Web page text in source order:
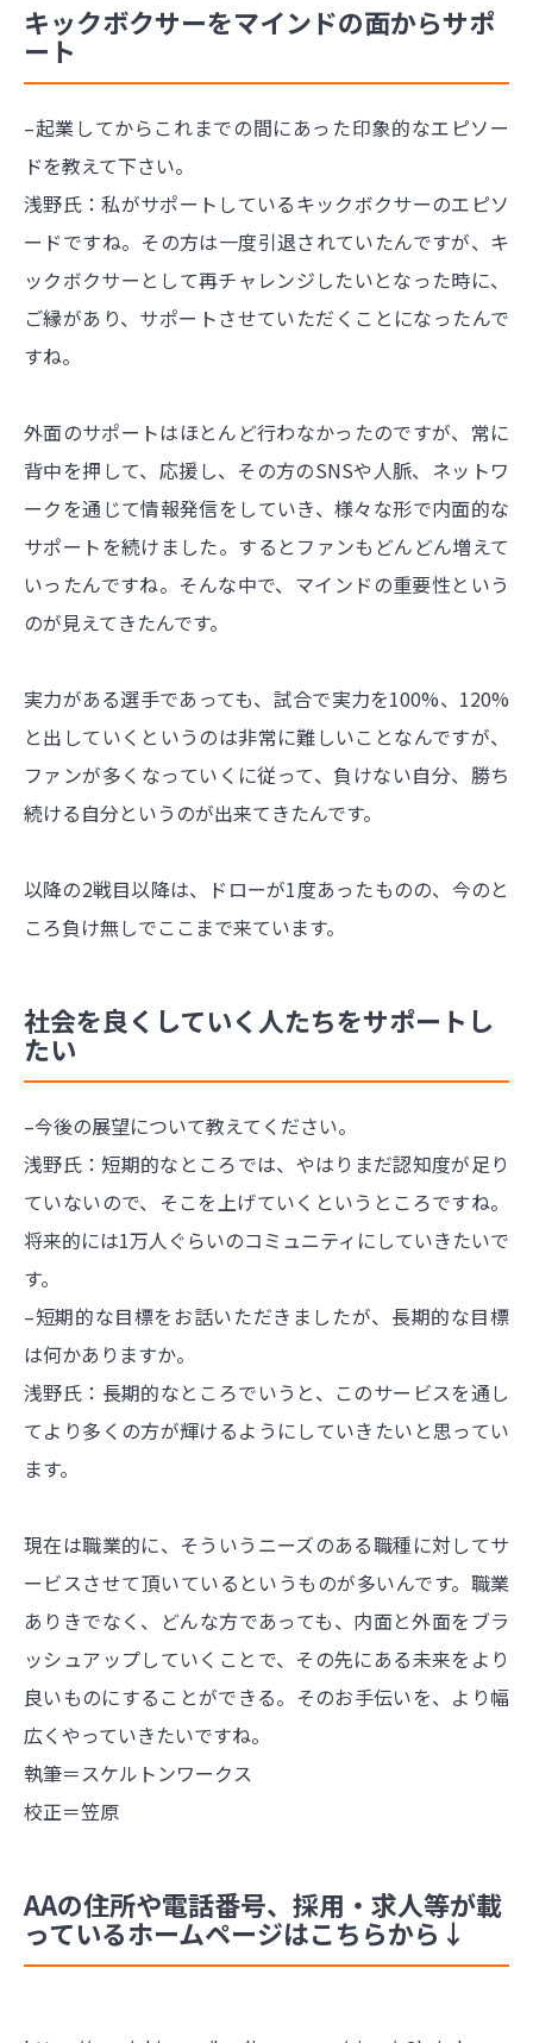
キックボクサーをマインドの面からサポ
ート
–起業してからこれまでの間にあった印象的なエピソー
ドを教えて下さい。
浅野氏：私がサポートしているキックボクサーのエピソ
ードですね。その方は一度引退されていたんですが、キ
ックボクサーとして再チャレンジしたいとなった時に、
ご縁があり、サポートさせていただくことになったんで
すね。
外面のサポートはほとんど行わなかったのですが、常に
背中を押して、応援し、その方のSNSや人脈、ネットワ
ークを通じて情報発信をしていき、様々な形で内面的な
サポートを続けました。するとファンもどんどん増えて
いったんですね。そんな中で、マインドの重要性という
のが見えてきたんです。
実力がある選手であっても、試合で実力を100%、120%
と出していくというのは非常に難しいことなんですが、
ファンが多くなっていくに従って、負けない自分、勝ち
続ける自分というのが出来てきたんです。
以降の2戦目以降は、ドローが1度あったものの、今のと
ころ負け無しでここまで来ています。
社会を良くしていく人たちをサポートし
たい
–今後の展望について教えてください。
浅野氏：短期的なところでは、やはりまだ認知度が足り
ていないので、そこを上げていくというところですね。
将来的には1万人ぐらいのコミュニティにしていきたいで
す。
–短期的な目標をお話いただきましたが、長期的な目標
は何かありますか。
浅野氏：長期的なところでいうと、このサービスを通し
てより多くの方が輝けるようにしていきたいと思ってい
ます。
現在は職業的に、そういうニーズのある職種に対してサ
ービスさせて頂いているというものが多いんです。職業
ありきでなく、どんな方であっても、内面と外面をブラ
ッシュアップしていくことで、その先にある未来をより
良いものにすることができる。そのお手伝いを、より幅
広くやっていきたいですね。
執筆＝スケルトンワークス
校正＝笠原
AAの住所や電話番号、採用・求人等が載
っているホームページはこちらから↓